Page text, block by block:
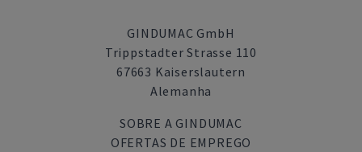
GINDUMAC GmbH
Trippstadter Strasse 110
67663 Kaiserslautern
Alemanha
SOBRE A GINDUMAC
OFERTAS DE EMPREGO